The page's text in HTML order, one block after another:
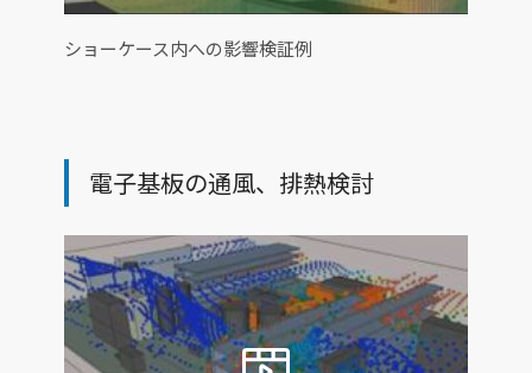
ショーケース内への影響検証例
電子基板の通風、排熱検討